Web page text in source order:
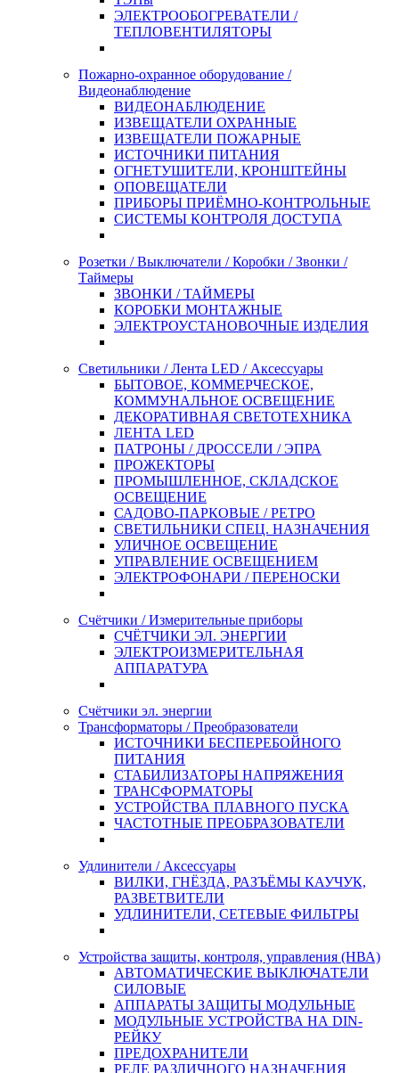
ЭЛЕКТРООБОГРЕВАТЕЛИ /
ТЕПЛОВЕНТИЛЯТОРЫ
Пожарно-охранное оборудование /
Видеонаблюдение
ВИДЕОНАБЛЮДЕНИЕ
ИЗВЕЩАТЕЛИ ОХРАННЫЕ
ИЗВЕЩАТЕЛИ ПОЖАРНЫЕ
ИСТОЧНИКИ ПИТАНИЯ
ОГНЕТУШИТЕЛИ, КРОНШТЕЙНЫ
ОПОВЕЩАТЕЛИ
ПРИБОРЫ ПРИЁМНО-КОНТРОЛЬНЫЕ
СИСТЕМЫ КОНТРОЛЯ ДОСТУПА
Розетки / Выключатели / Коробки / Звонки /
Таймеры
ЗВОНКИ / ТАЙМЕРЫ
КОРОБКИ МОНТАЖНЫЕ
ЭЛЕКТРОУСТАНОВОЧНЫЕ ИЗДЕЛИЯ
Светильники / Лента LED / Аксессуары
БЫТОВОЕ, КОММЕРЧЕСКОЕ,
КОММУНАЛЬНОЕ ОСВЕЩЕНИЕ
ДЕКОРАТИВНАЯ СВЕТОТЕХНИКА
ЛЕНТА LED
ПАТРОНЫ / ДРОССЕЛИ / ЭПРА
ПРОЖЕКТОРЫ
ПРОМЫШЛЕННОЕ, СКЛАДСКОЕ
ОСВЕЩЕНИЕ
САДОВО-ПАРКОВЫЕ / РЕТРО
СВЕТИЛЬНИКИ СПЕЦ. НАЗНАЧЕНИЯ
УЛИЧНОЕ ОСВЕЩЕНИЕ
УПРАВЛЕНИЕ ОСВЕЩЕНИЕМ
ЭЛЕКТРОФОНАРИ / ПЕРЕНОСКИ
Счётчики / Измерительные приборы
СЧЁТЧИКИ ЭЛ. ЭНЕРГИИ
ЭЛЕКТРОИЗМЕРИТЕЛЬНАЯ
АППАРАТУРА
Счётчики эл. энергии
Трансформаторы / Преобразователи
ИСТОЧНИКИ БЕСПЕРЕБОЙНОГО
ПИТАНИЯ
СТАБИЛИЗАТОРЫ НАПРЯЖЕНИЯ
ТРАНСФОРМАТОРЫ
УСТРОЙСТВА ПЛАВНОГО ПУСКА
ЧАСТОТНЫЕ ПРЕОБРАЗОВАТЕЛИ
Удлинители / Аксессуары
ВИЛКИ, ГНЁЗДА, РАЗЪЁМЫ КАУЧУК,
РАЗВЕТВИТЕЛИ
УДЛИНИТЕЛИ, СЕТЕВЫЕ ФИЛЬТРЫ
Устройства защиты, контроля, управления (НВА)
АВТОМАТИЧЕСКИЕ ВЫКЛЮЧАТЕЛИ
СИЛОВЫЕ
АППАРАТЫ ЗАЩИТЫ МОДУЛЬНЫЕ
МОДУЛЬНЫЕ УСТРОЙСТВА НА DIN-
РЕЙКУ
ПРЕДОХРАНИТЕЛИ
РЕЛЕ РАЗЛИЧНОГО НАЗНАЧЕНИЯ